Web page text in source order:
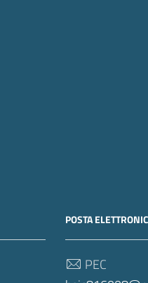
POSTA
PEC